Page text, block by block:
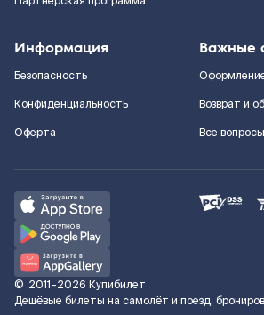
Информация
Безопасность
Конфиденциальность
Оферта
Важные
Возврат и
Все
© 2011–2026 Купибилет
Дешёвые билеты на самолёт и поезд,